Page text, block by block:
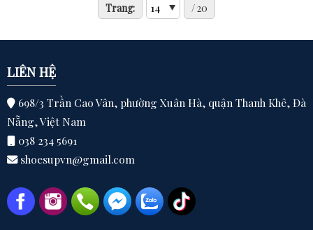
Trang: / 20
LIÊN HỆ
698/3 Trần Cao Vân, phường Xuân Hà, quận Thanh Khê, Đà
Nẵng, Việt Nam
038 234 5691
shoesupvn@gmail.com